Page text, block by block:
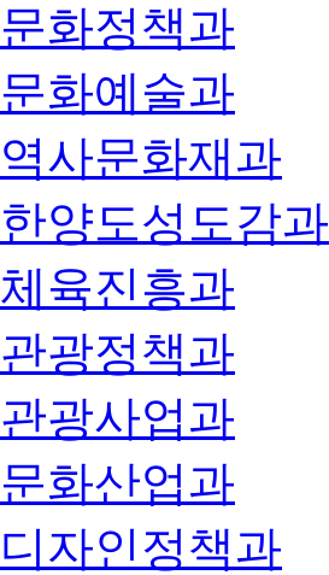
문화정책과
문화예술과
역사문화재과
한양도성도감과
체육진흥과
관광정책과
관광사업과
문화산업과
디자인정책과